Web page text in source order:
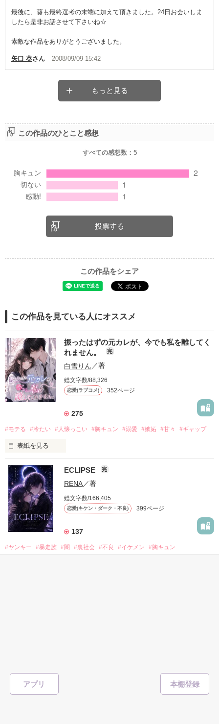
アプリ
最後に、葵も最終選考の末端に加えて頂きました。24日お会いしま
したら是非お話させて下さいね☆
素敵な作品をありがとうございました。
矢口 葵さん 2008/09/09 15:42
もっと見る
この作品のひとこと感想
すべての感想数： 5
投票する
この作品をシェア
この作品を見ている人にオススメ
振ったはずの元カレが、今でも私を離してく
れません。
完
白雪りん／著
総文字数/88,326
恋愛(ラブコメ) 352ページ
275
#モテる #冷たい #人懐っこい #胸キュン #溺愛 #嫉妬 #甘々 #ギャップ
表紙を見る
「好きだったから、別れを選んだ。」
モテる人を好きになるのが怖かった。
だから私は、中学時代に大好きだった彼を自分から振った。
もう会うことはないと思っていたのに、
高校生になって再会した彼は、隣の学校で”王子様”と呼ばれる
×
ECLIPSE 完
RENA／著
総文字数/166,405
恋愛(キケン・ダーク・不良) 399ページ
137
#ヤンキー #暴走族 #闇 #裏社会 #不良 #イケメン #胸キュン
#恋愛 #甘々 #溺愛
#男性恐怖症
#いいねチャンス01